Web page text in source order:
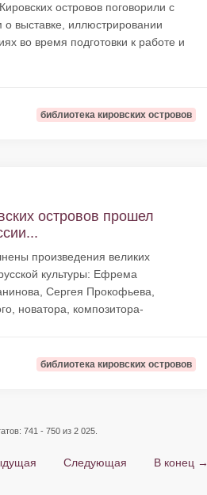
островов поговорили с
выставке, иллюстрировании
во время подготовки к работе и
библиотека кировских островов
островов прошел
произведения великих
культуры: Ефрема
Сергея Прокофьева,
новатора, композитора-
библиотека кировских островов
741 - 750 из 2 025.
Следующая В конец →